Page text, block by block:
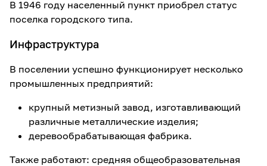
В 1946 году населенный пункт приобрел статус
поселка городского типа.
Инфраструктура
В поселении успешно функционирует несколько
промышленных предприятий:
крупный метизный завод, изготавливающий
различные металлические изделия;
деревообрабатывающая фабрика.
Также работают: средняя общеобразовательная